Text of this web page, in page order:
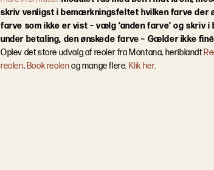
skriv venligst i bemærkningsfeltet hvilken farve der
farve som ikke er vist – vælg ‘anden farve’ og skriv
under betaling, den ønskede farve – Gælder ikke
Oplev det store udvalg af reoler fra Montana, heriblandt
reolen, Book reolenog mange flere. Klik her.